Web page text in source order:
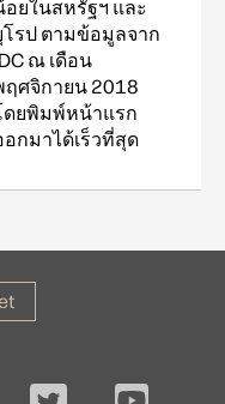
อยในสหรัฐฯ และ
โรป ตามข้อมูลจาก
ณ เดือน
ฤศจิกายน 2018
ดยพิมพ์หน้าแรก
อกมาได้เร็วที่สุด
Twitter YouTube